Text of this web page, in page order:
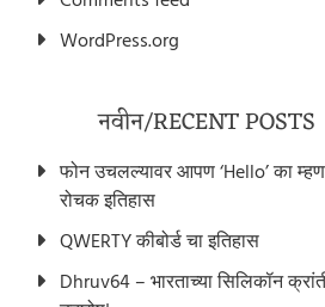
WordPress.org
नवीन/RECENT POSTS
फोन उचलल्यावर आपण ‘Hello’ का
रोचक इतिहास
QWERTY कीबोर्ड चा इतिहास
Dhruv64 – भारताच्या सिलिकॉन